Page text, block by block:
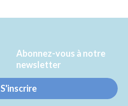
Twitter
Facebook
Abonnez-vous à notre
newsletter
S'inscrire